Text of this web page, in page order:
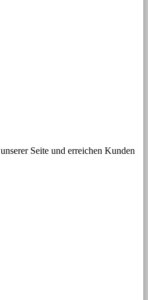
Seite und erreichen Kunden